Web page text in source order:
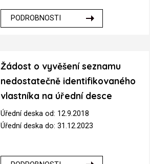
PODROBNOSTI
Žádost o vyvěšení seznamu
nedostatečně identifikovaného
vlastníka na úřední desce
Úřední deska od: 12.9.2018
Úřední deska do: 31.12.2023